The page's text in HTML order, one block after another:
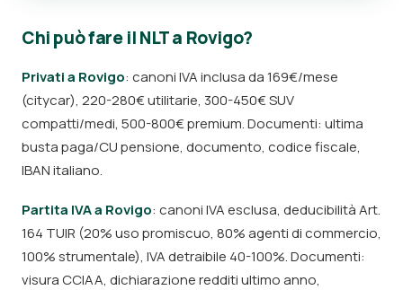
Chi può fare il NLT a Rovigo?
Privati a Rovigo: canoni IVA inclusa da 169€/mese
(citycar), 220-280€ utilitarie, 300-450€ SUV
compatti/medi, 500-800€ premium. Documenti: ultima
busta paga/CU pensione, documento, codice fiscale,
IBAN italiano.
Partita IVA a Rovigo: canoni IVA esclusa, deducibilità Art.
164 TUIR (20% uso promiscuo, 80% agenti di commercio,
100% strumentale), IVA detraibile 40-100%. Documenti:
visura CCIAA, dichiarazione redditi ultimo anno,